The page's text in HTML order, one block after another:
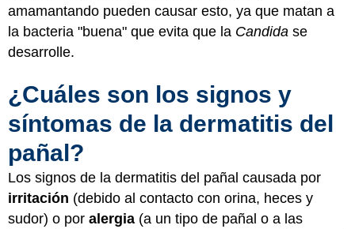
amamantando pueden causar esto, ya que matan a
la bacteria "buena" que evita que la Candida se
desarrolle.
¿Cuáles son los signos y
síntomas de la dermatitis del
pañal?
Los signos de la dermatitis del pañal causada por
irritación (debido al contacto con orina, heces y
sudor) o por alergia (a un tipo de pañal o a las